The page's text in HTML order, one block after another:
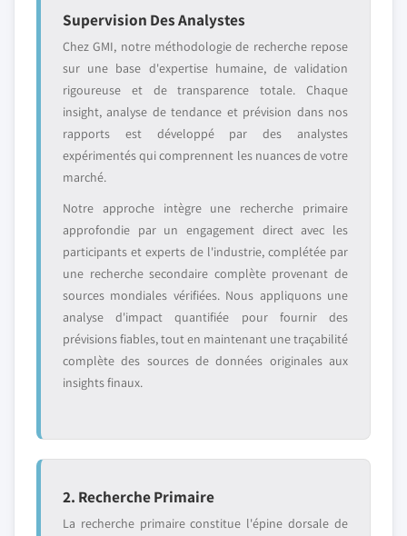
Supervision Des Analystes
Chez GMI, notre méthodologie de recherche repose
sur une base d'expertise humaine, de validation
rigoureuse et de transparence totale. Chaque
insight, analyse de tendance et prévision dans nos
rapports est développé par des analystes
expérimentés qui comprennent les nuances de votre
marché.
Notre approche intègre une recherche primaire
approfondie par un engagement direct avec les
participants et experts de l'industrie, complétée par
une recherche secondaire complète provenant de
sources mondiales vérifiées. Nous appliquons une
analyse d'impact quantifiée pour fournir des
prévisions fiables, tout en maintenant une traçabilité
complète des sources de données originales aux
insights finaux.
2. Recherche Primaire
La recherche primaire constitue l'épine dorsale de